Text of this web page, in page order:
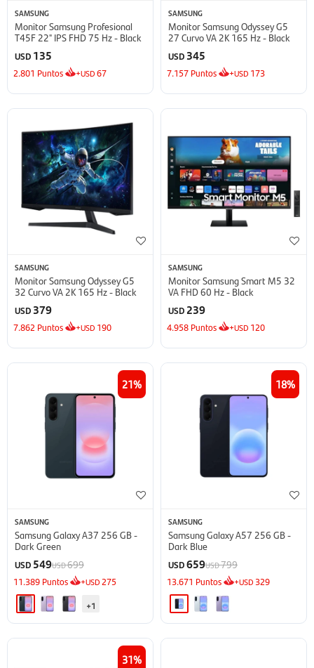
SAMSUNG
Monitor Samsung Profesional
T45F 22" IPS FHD 75 Hz - Black
USD 135
2.801 Puntos +USD67
SAMSUNG
Monitor Samsung Odyssey G5
27 Curvo VA 2K 165 Hz - Black
USD 345
7.157 Puntos +USD 173
SAMSUNG
Monitor Samsung Odyssey G5
32 Curvo VA 2K 165 Hz - Black
USD 379
7.862 Puntos +USD 190
SAMSUNG
Monitor Samsung Smart M5 32
VA FHD 60 Hz - Black
USD 239
4.958 Puntos +USD 120
21
SAMSUNG
Samsung Galaxy A37 256 GB -
Dark Green
USD 549USD699
11.389 Puntos +USD 275
+1
18
SAMSUNG
Samsung Galaxy A57 256 GB -
Dark Blue
USD659USD799
13.671 Puntos +USD 329
31